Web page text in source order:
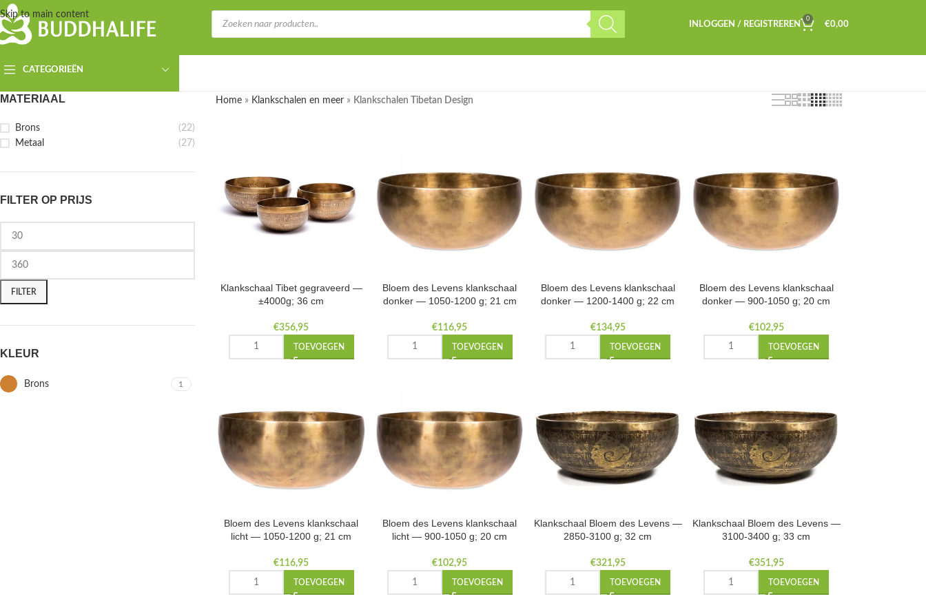
Skip to main content
INLOGGEN / REGISTREREN
0
€0,00
CATEGORIEËN
MATERIAAL
Brons
(22)
Metaal
(27)
FILTER OP PRIJS
FILTER
KLEUR
Brons 1
Home» Klankschalen en meer» Klankschalen Tibetan Design
Klankschaal Tibet gegraveerd —
±4000g; 36 cm
€356,95
TOEVOEGEN
Bloem des Levens klankschaal
donker — 1050-1200 g; 21 cm
€116,95
TOEVOEGEN
Bloem des Levens klankschaal
donker — 1200-1400 g; 22 cm
€134,95
TOEVOEGEN
Bloem des Levens klankschaal
donker — 900-1050 g; 20 cm
€102,95
TOEVOEGEN
Bloem des Levens klankschaal
licht — 1050-1200 g; 21 cm
€116,95
TOEVOEGEN
Bloem des Levens klankschaal
licht — 900-1050 g; 20 cm
€102,95
TOEVOEGEN
Klankschaal Bloem des Levens —
2850-3100 g; 32 cm
€321,95
TOEVOEGEN
Klankschaal Bloem des Levens —
3100-3400 g; 33 cm
€351,95
TOEVOEGEN